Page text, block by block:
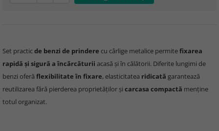
Set practicde benzi de prindere cu cârlige metalice permitefixarea
rapidă și sigură a încărcăturii acasă și în călătorii. Diferite lungimi de
benzi oferă flexibilitate în fixare, elasticitatea ridicată garantează
reutilizarea fără pierderea proprietăților și carcasa compactă menține
totul organizat.